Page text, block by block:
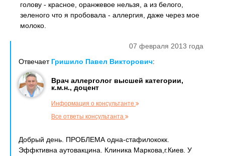
голову - красное, оранжевое нельзя, а из белого,
зеленого что я пробовала - аллергия, даже через мое
молоко.
07 февраля 2013 года
Отвечает Гришило Павел Викторович:
Врач аллерголог высшей категории,
к.м.н., доцент
Информация о консультанте
Все ответы консультанта
Добрый день. ПРОБЛЕМА одна-стафилококк.
Эффктивна аутовакцина. Клиника Маркова,г.Киев. У